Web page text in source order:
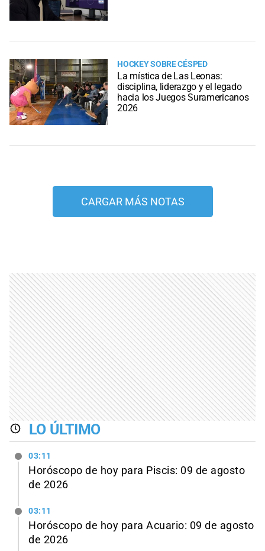
HOCKEY SOBRE CÉSPED
La mística de Las Leonas:
disciplina, liderazgo y el legado
hacia los Juegos Suramericanos
2026
CARGAR MÁS NOTAS
LO ÚLTIMO
03:11
Horóscopo de hoy para Piscis: 09 de agosto
de 2026
03:11
Horóscopo de hoy para Acuario: 09 de agosto
de 2026